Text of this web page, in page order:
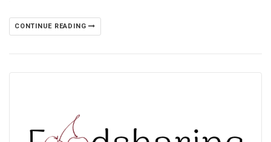
CONTINUE READING